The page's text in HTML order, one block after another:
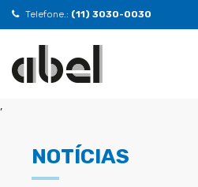
,
Telefone.: (11) 3030-0030
NOTÍCIAS